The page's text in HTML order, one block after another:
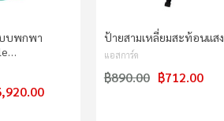
บบพกพา
ป้ายสามเหลี่ยมสะท้อนแสง
แอสการ์ด
฿712.00
฿890.00